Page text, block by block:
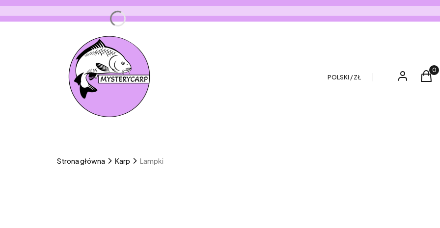
POLSKI / ZŁ Zaloguj się
Strona główna Karp Lampki